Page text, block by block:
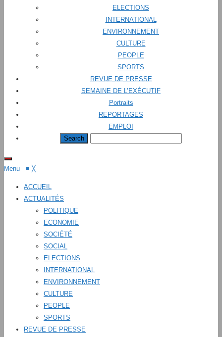
ELECTIONS
INTERNATIONAL
ENVIRONNEMENT
CULTURE
PEOPLE
SPORTS
REVUE DE PRESSE
SEMAINE DE L’EXÉCUTIF
Portraits
REPORTAGES
EMPLOI
Menu ≡ ╳
ACCUEIL
ACTUALITÉS
POLITIQUE
ECONOMIE
SOCIÉTÉ
SOCIAL
ELECTIONS
INTERNATIONAL
ENVIRONNEMENT
CULTURE
PEOPLE
SPORTS
REVUE DE PRESSE